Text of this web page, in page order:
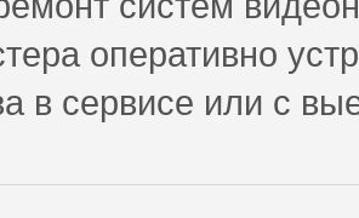
оперативно
в сервисе или с